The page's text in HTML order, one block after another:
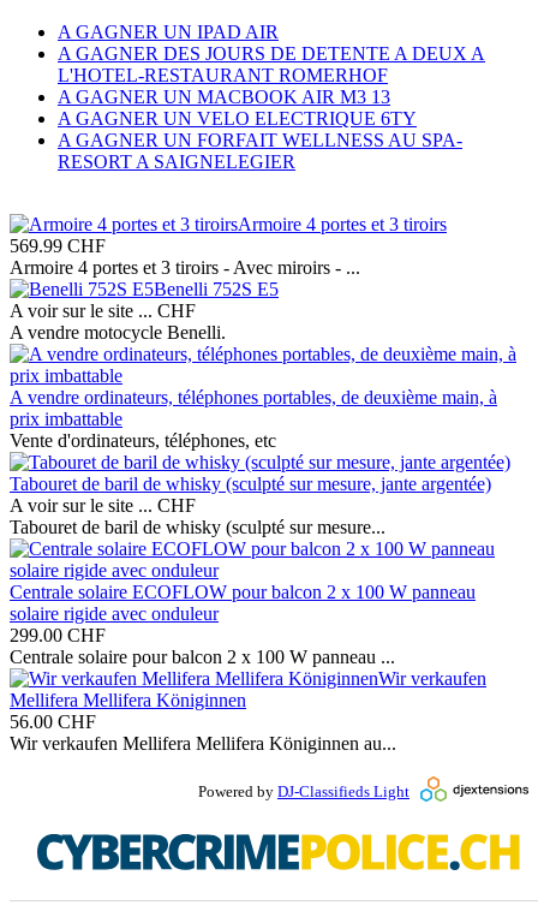
A GAGNER UN IPAD AIR
A GAGNER DES JOURS DE DETENTE A DEUX A
L'HOTEL-RESTAURANT ROMERHOF
A GAGNER UN MACBOOK AIR M3 13
A GAGNER UN VELO ELECTRIQUE 6TY
A GAGNER UN FORFAIT WELLNESS AU SPA-
RESORT A SAIGNELEGIER
Armoire 4 portes et 3 tiroirs
569.99 CHF
Armoire 4 portes et 3 tiroirs - Avec miroirs - ...
Benelli 752S E5
A voir sur le site ... CHF
A vendre motocycle Benelli.
A vendre ordinateurs, téléphones portables, de deuxième main, à
prix imbattable
Vente d'ordinateurs, téléphones, etc
Tabouret de baril de whisky (sculpté sur mesure, jante argentée)
A voir sur le site ... CHF
Tabouret de baril de whisky (sculpté sur mesure...
Centrale solaire ECOFLOW pour balcon 2 x 100 W panneau
solaire rigide avec onduleur
299.00 CHF
Centrale solaire pour balcon 2 x 100 W panneau ...
Wir verkaufen
Mellifera Mellifera Königinnen
56.00 CHF
Wir verkaufen Mellifera Mellifera Königinnen au...
Powered by DJ-Classifieds Light